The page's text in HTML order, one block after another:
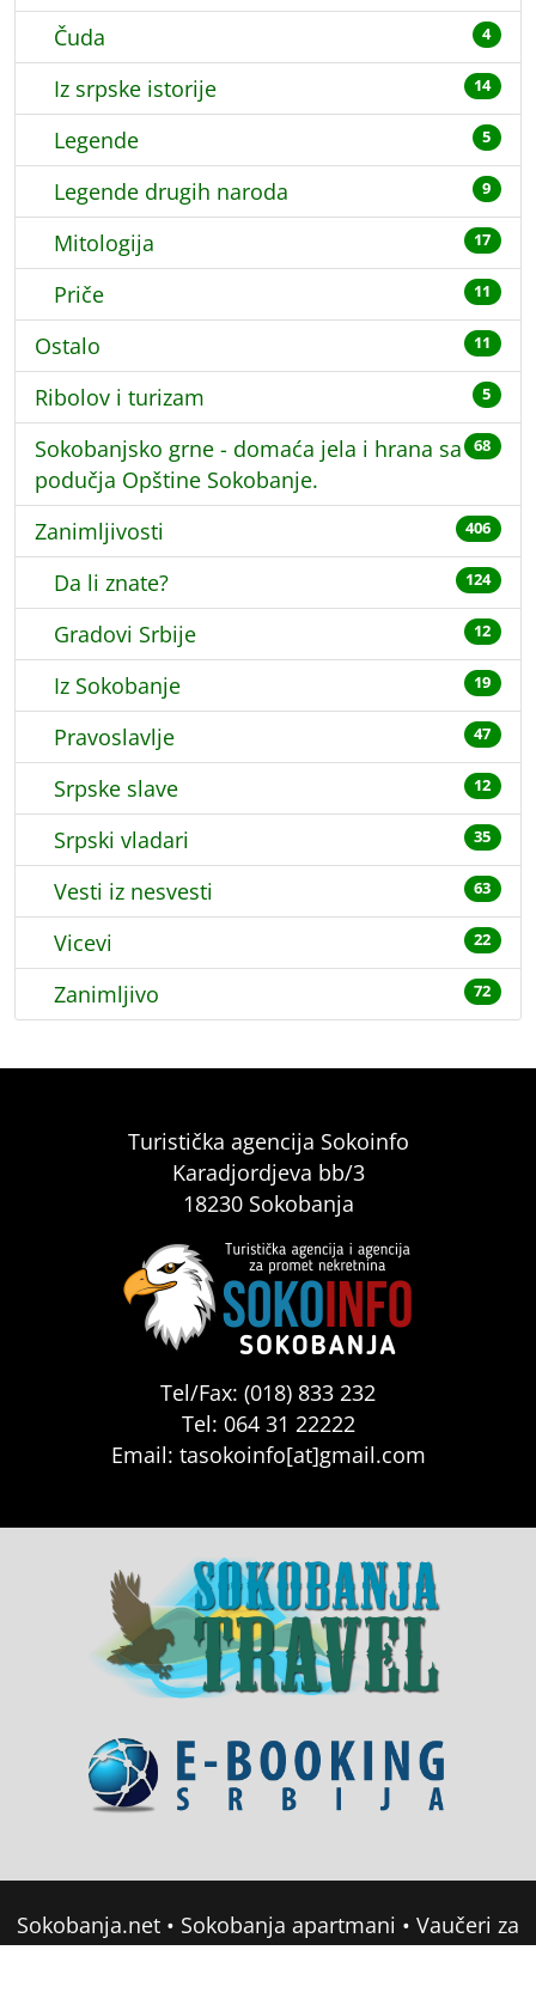
Čuda 4
Iz srpske istorije 14
Legende 5
Legende drugih naroda 9
Mitologija 17
Priče 11
Ostalo 11
Ribolov i turizam 5
Sokobanjsko grne - domaća jela i hrana sa
podučja Opštine Sokobanje.
68
Zanimljivosti 406
Da li znate? 124
Gradovi Srbije 12
Iz Sokobanje 19
Pravoslavlje 47
Srpske slave 12
Srpski vladari 35
Vesti iz nesvesti 63
Vicevi 22
Zanimljivo 72
Turistička agencija Sokoinfo
Karadjordjeva bb/3
18230 Sokobanja
Tel/Fax: (018) 833 232
Tel: 064 31 22222
Email: tasokoinfo[at]gmail.com
Sokobanja.net • Sokobanja apartmani • Vaučeri za